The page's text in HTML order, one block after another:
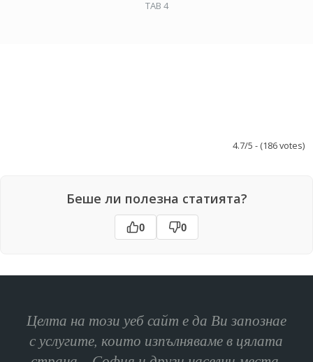
TAB 4
4.7/5 - (186 votes)
Беше ли полезна статията?
0 0
Целта на този уеб сайт е да Ви запознае
с услугите, които изпълняваме в цялата